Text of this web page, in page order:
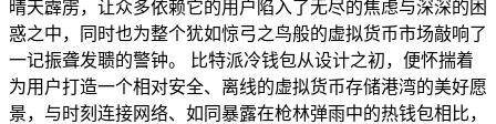
晴天霹雳，让众多依赖它的用户陷入了无尽的焦虑与深深的困
惑之中，同时也为整个犹如惊弓之鸟般的虚拟货币市场敲响了
一记振聋发聩的警钟。 比特派冷钱包从设计之初，便怀揣着
为用户打造一个相对安全、离线的虚拟货币存储港湾的美好愿
景，与时刻连接网络、如同暴露在枪林弹雨中的热钱包相比，